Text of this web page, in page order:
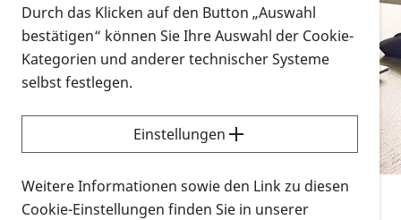
Vorlesen
Alle Infomaterialien in verschiedenen
Formaten an einem Ort
Sie möchten wissen, wie Sie nach Infonmaterial
suchen und dieses bestellen bzw. herunterladen
können? Schauen Sie sich dieErklärvideos zum
Thema Infomaterial auf der PRO RETINA-Website
für blinde und sehbehinderte Menschen an.
Durch das Klicken auf den Button „Auswahl
bestätigen“ können Sie Ihre Auswahl der Cookie-
Kategorien und anderer technischer Systeme
selbst festlegen.
Einstellungen
Weitere Informationen sowie den Link zu diesen
Cookie-Einstellungen finden Sie in unserer